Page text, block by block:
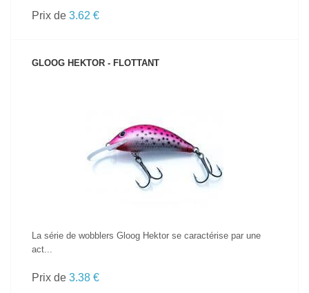
Prix de 3.62 €
GLOOG HEKTOR - FLOTTANT
VOIR LE PRODUIT
La série de wobblers Gloog Hektor se caractérise par une
act...
Prix de 3.38 €